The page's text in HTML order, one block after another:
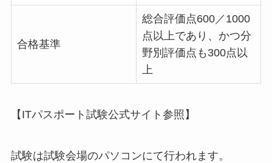
合格基準
総合評価点600／1000
点以上であり、かつ分
野別評価点も300点以
上
【ITパスポート試験公式サイト参照】
試験は試験会場のパソコンにて行われます。